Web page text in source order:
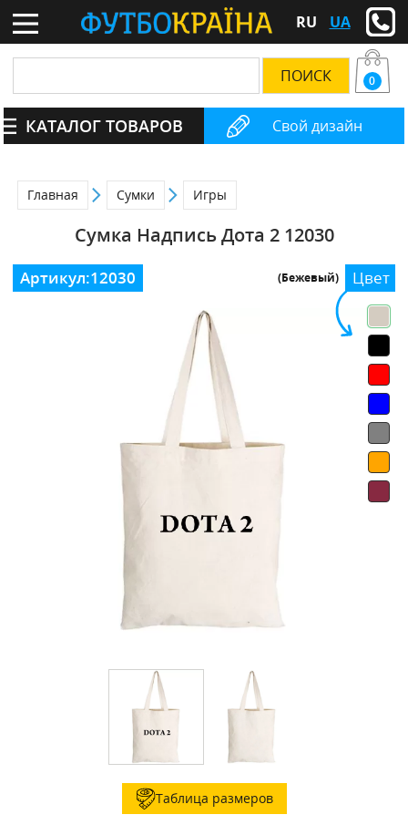
RU UA
Свой дизайн
0
КАТАЛОГ ТОВАРОВ
Главная Сумки Игры
Сумка Надпись Дота 2 12030
Цвет
(Бежевый)
Таблица размеров
Артикул:12030